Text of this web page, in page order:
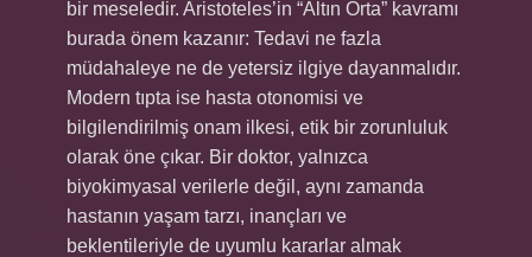
bir meseledir. Aristoteles’in “Altın Orta” kavramı
burada önem kazanır: Tedavi ne fazla
müdahaleye ne de yetersiz ilgiye dayanmalıdır.
Modern tıpta ise hasta otonomisi ve
bilgilendirilmiş onam ilkesi, etik bir zorunluluk
olarak öne çıkar. Bir doktor, yalnızca
biyokimyasal verilerle değil, aynı zamanda
hastanın yaşam tarzı, inançları ve
beklentileriyle de uyumlu kararlar almak